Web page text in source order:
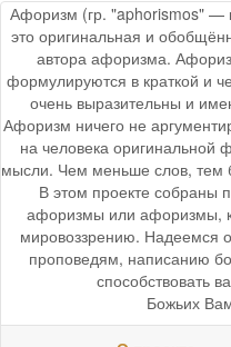
Афоризм (гр. "aphorismos" —
это оригинальная и
автора афоризма.
формулируются в краткой и
очень выразительны и
Афоризм ничего не
на человека оригинальной
мысли. Чем меньше слов, тем
В этом проекте собраны
афоризмы или афоризмы,
мировоззрению. Надеемся
проповедям, написанию
способствовать
Божьих